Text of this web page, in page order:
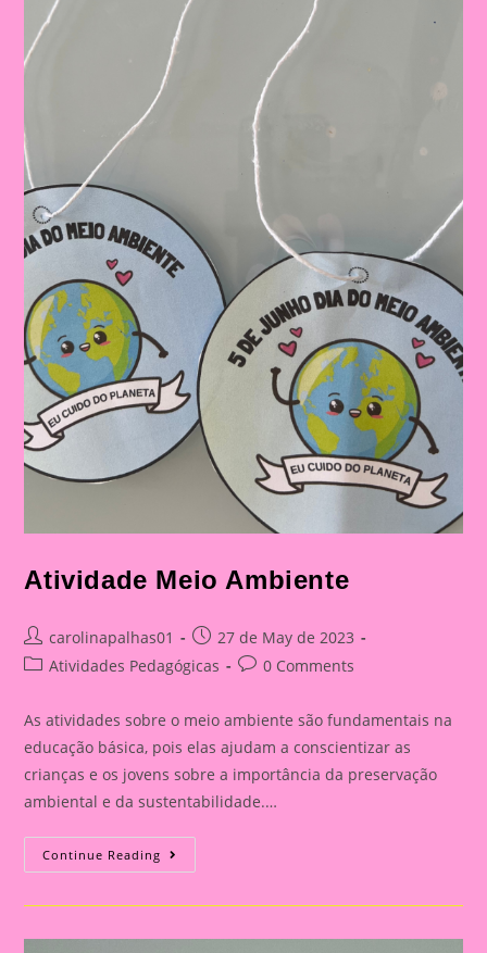
Atividade Meio Ambiente
Post
author:
carolinapalhas01
Post
published:
27 de May de 2023
PostAtividades Pedagógicas
Post0 Comments
As atividades sobre o meio ambiente são fundamentais na
educação básica, pois elas ajudam a conscientizar as
crianças e os jovens sobre a importância da preservação
ambiental e da sustentabilidade.…
Continue Reading Atividade
Meio